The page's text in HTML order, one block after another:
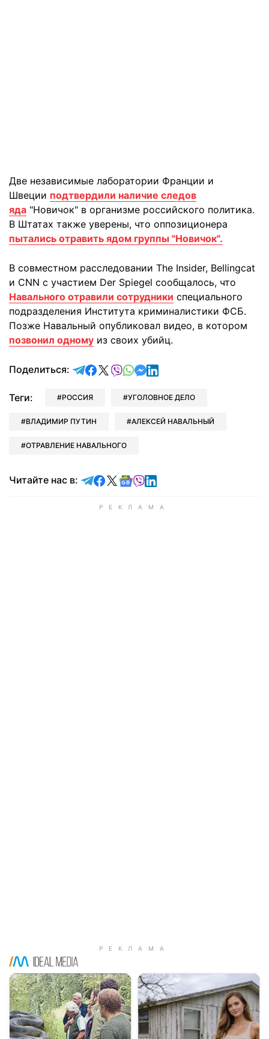
Две независимые лаборатории Франции и
Швеции подтвердили наличие следов
яда "Новичок" в организме российского политика.
В Штатах также уверены, что оппозиционера
пытались отравить ядом группы "Новичок".
В совместном расследовании The Insider, Bellingcat
и CNN с участием Der Spiegel сообщалось, что
Навального отравили сотрудники специального
подразделения Института криминалистики ФСБ.
Позже Навальный опубликовал видео, в котором
позвонил одному из своих убийц.
Поделиться: отправить в Telegram
поделиться в Facebook
поделиться в X
отправить в Viber
отправить в Whatsapp
отправить в Messenger
отправить в LinkedIn
Теги: РОССИЯ УГОЛОВНОЕ ДЕЛО
ВЛАДИМИР ПУТИН АЛЕКСЕЙ НАВАЛЬНЫЙ
ОТРАВЛЕНИЕ НАВАЛЬНОГО
Читайте нас в: Читайте в Telegram
Читайте в Facebook
Читайте в X
Читайте в Google news
Читайте в Viber
Читайте в LinkedIn